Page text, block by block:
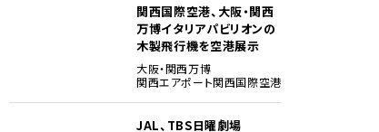
関西国際空港、大阪・関西
万博イタリアパビリオンの
木製飛行機を空港展示
大阪・関西万博
関西エアポート関西国際空港
JAL、TBS日曜劇場